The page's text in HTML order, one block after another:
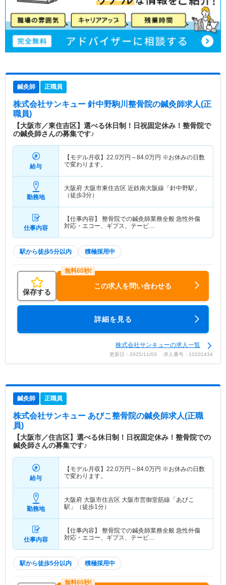
鍼灸師 正職員
株式会社サンキュー 針中野駒川整骨院の鍼灸師求人(正
職員)
【大阪市／東住吉区】選べる休日制！日祝固定休み！整骨院で
の鍼灸師さんの募集です♪
給与
【モデル月収】 22.0万円～84.0万円 ※お休みの日数
で変わります。
勤務地
大阪府 大阪市東住吉区 近鉄南大阪線「針中野駅」
（徒歩3分）
仕事内容
【仕事内容】 整骨院での鍼灸師業務全般 急性外傷
対応・エコー、ギプス、テーピ…
駅から徒歩5分以内 積極採用中
保存する
この求人を問い合わせる
詳細を見る
株式会社サンキューの求人一覧
更新日：2025/11/03 求人番号：10201434
鍼灸師 正職員
株式会社サンキュー あびこ整骨院の鍼灸師求人(正職
員)
【大阪市／住吉区】選べる休日制！日祝固定休み！整骨院での
鍼灸師さんの募集です♪
給与
【モデル月収】 22.0万円～84.0万円 ※お休みの日数
で変わります。
勤務地
大阪府 大阪市住吉区 大阪市営御堂筋線「あびこ
駅」（徒歩1分）
仕事内容
【仕事内容】 整骨院での鍼灸師業務全般 急性外傷
対応・エコー、ギプス、テーピ…
駅から徒歩5分以内 積極採用中